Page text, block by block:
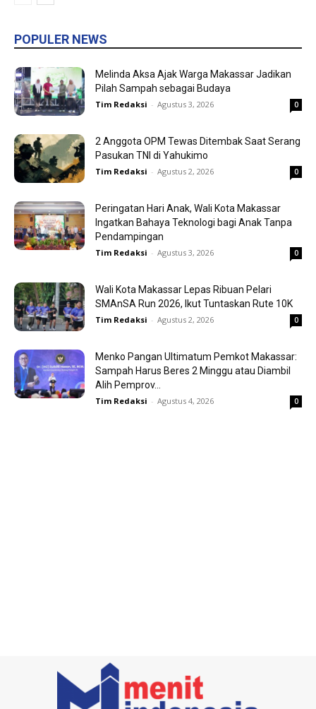
POPULER NEWS
Melinda Aksa Ajak Warga Makassar Jadikan
Pilah Sampah sebagai Budaya
Tim Redaksi - Agustus 3, 2026 0
2 Anggota OPM Tewas Ditembak Saat Serang
Pasukan TNI di Yahukimo
Tim Redaksi - Agustus 2, 2026 0
Peringatan Hari Anak, Wali Kota Makassar
Ingatkan Bahaya Teknologi bagi Anak Tanpa
Pendampingan
Tim Redaksi - Agustus 3, 2026 0
Wali Kota Makassar Lepas Ribuan Pelari
SMAnSA Run 2026, Ikut Tuntaskan Rute 10K
Tim Redaksi - Agustus 2, 2026 0
Menko Pangan Ultimatum Pemkot Makassar:
Sampah Harus Beres 2 Minggu atau Diambil
Alih Pemprov...
Tim Redaksi - Agustus 4, 2026 0